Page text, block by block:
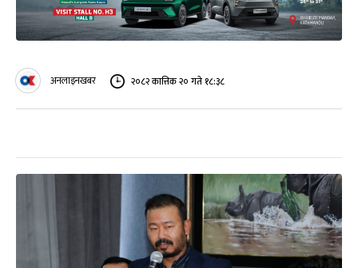
अनलाइनखबर २०८२ कात्तिक २० गते १८:३८